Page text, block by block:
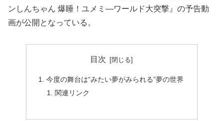
ンしんちゃん 爆睡！ユメミ―ワールド大突撃』の予告動
画が公開となっている。
目次
今度の舞台は“みたい夢がみられる”夢の世界
関連リンク